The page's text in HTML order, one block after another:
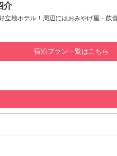
介
地ホテル！周辺にはおみやげ屋・飲
宿泊プラン一覧はこちら